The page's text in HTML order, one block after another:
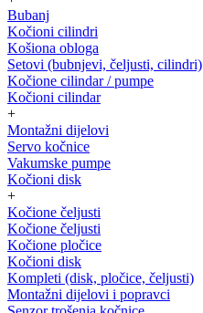
Bubanj
Kočioni cilindri
Košiona obloga
Setovi (bubnjevi, čeljusti, cilindri)
Kočione cilindar / pumpe
Kočioni cilindar
+
Montažni dijelovi
Servo kočnice
Vakumske pumpe
Kočioni disk
+
Kočione čeljusti
Kočione čeljusti
Kočione pločice
Kočioni disk
Kompleti (disk, pločice, čeljusti)
Montažni dijelovi i popravci